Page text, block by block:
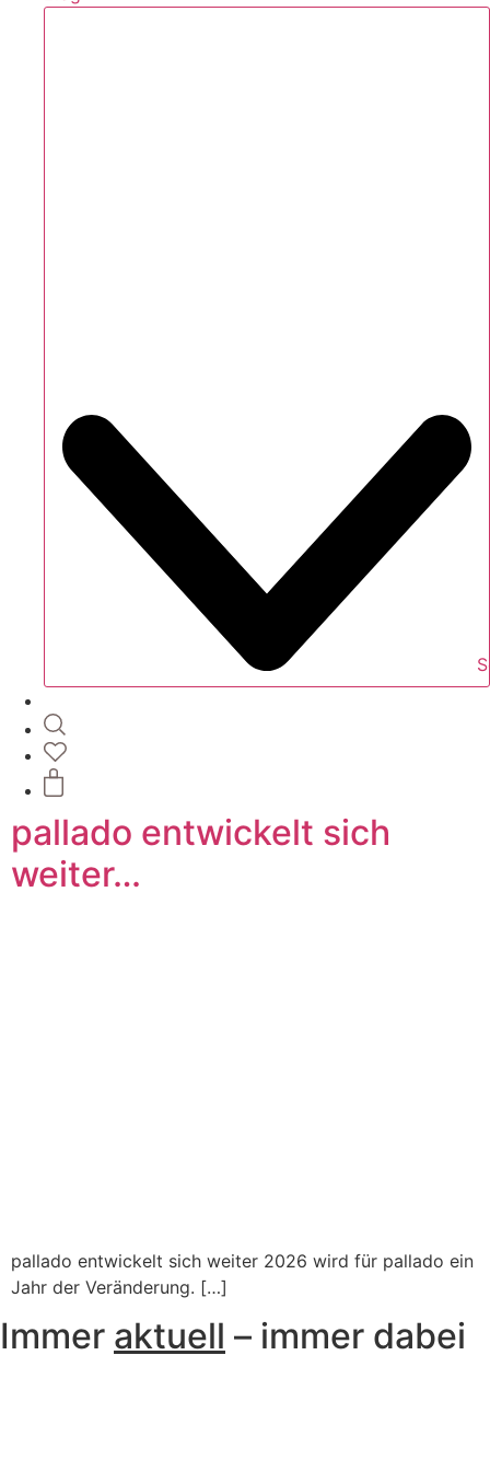
pallado entwickelt sich
weiter…
pallado entwickelt sich weiter 2026 wird für pallado ein
Jahr der Veränderung. […]
Immer aktuell – immer dabei